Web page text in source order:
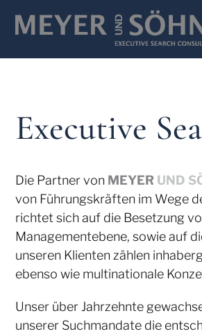
Executive
Die Partner von MEYER UND
von Führungskräften im Wege
richtet sich auf die Besetzung
Managementebene, sowie auf
unseren Klienten zählen
ebenso wie multinationale
Unser über Jahrzehnte
unserer Suchmandate die